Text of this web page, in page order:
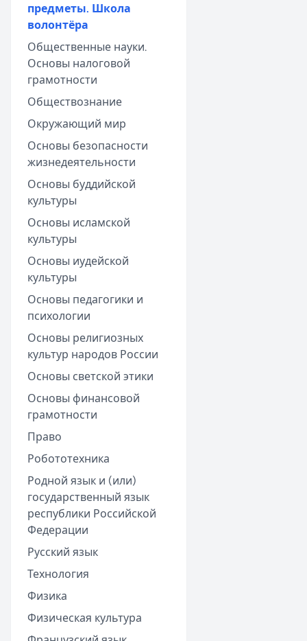
предметы. Школа
волонтёра
Общественные науки.
Основы налоговой
грамотности
Обществознание
Окружающий мир
Основы безопасности
жизнедеятельности
Основы буддийской
культуры
Основы исламской
культуры
Основы иудейской
культуры
Основы педагогики и
психологии
Основы религиозных
культур народов России
Основы светской этики
Основы финансовой
грамотности
Право
Робототехника
Родной язык и (или)
государственный язык
республики Российской
Федерации
Русский язык
Технология
Физика
Физическая культура